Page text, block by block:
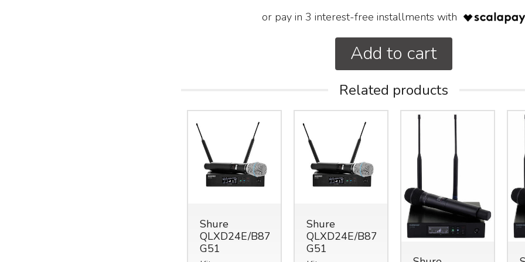
or pay in 3 interest-free installments with
Add to cart
Related products
Shure
QLXD24E/B87A-
G51
Shure
QLXD24E/B87C-
G51